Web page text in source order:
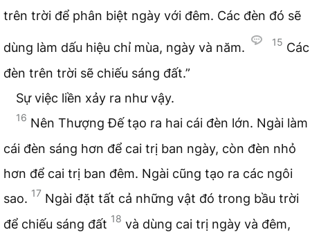
trên trời để phân biệt ngày với đêm. Các đèn đó sẽ
dùng làm dấu hiệu chỉ mùa, ngày và năm. 15 Các
đèn trên trời sẽ chiếu sáng đất.”
Sự việc liền xảy ra như vậy.
16 Nên Thượng Đế tạo ra hai cái đèn lớn. Ngài làm
cái đèn sáng hơn để cai trị ban ngày, còn đèn nhỏ
hơn để cai trị ban đêm. Ngài cũng tạo ra các ngôi
sao. 17 Ngài đặt tất cả những vật đó trong bầu trời
để chiếu sáng đất 18 và dùng cai trị ngày và đêm,